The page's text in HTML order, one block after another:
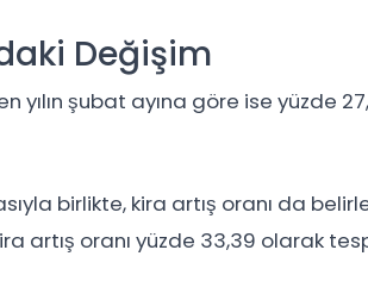
Değişim
yılın şubat ayına göre ise yüzde
birlikte, kira artış oranı da
artış oranı yüzde 33,39 olarak